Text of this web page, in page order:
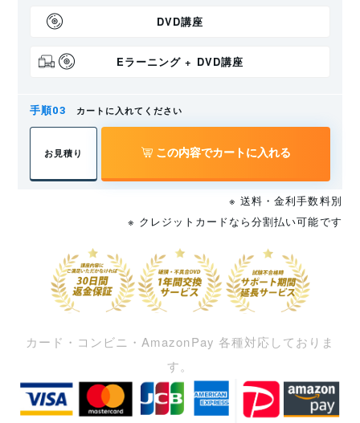
DVD講座
Eラーニング + DVD講座
カートに入れてください
お見積り この内容でカートに入れる
※ 送料・金利手数料別
※ クレジットカードなら分割払い可能です
カード・コンビニ・AmazonPay 各種対応しておりま
す。